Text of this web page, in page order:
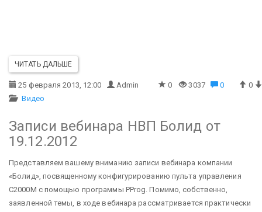
ЧИТАТЬ ДАЛЬШЕ
25 февраля 2013, 12:00 Admin 0 3037 0
0
Видео
Записи вебинара НВП Болид от
19.12.2012
Представляем вашему вниманию записи вебинара компании
«Болид», посвященному конфигурированию пульта управления
С2000М с помощью программы PProg. Помимо, собственно,
заявленной темы, в ходе вебинара рассматривается практически